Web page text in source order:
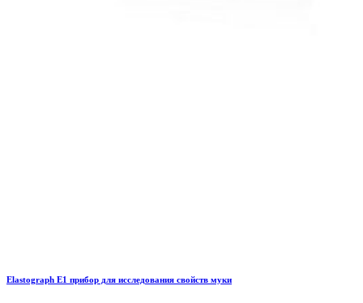
Elastograph E1 прибор для исследования свойств муки